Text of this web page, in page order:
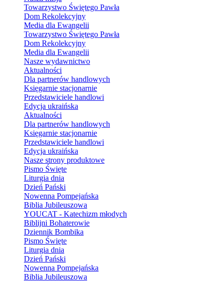
Towarzystwo Świętego Pawła
Dom Rekolekcyjny
Media dla Ewangelii
Towarzystwo Świętego Pawła
Dom Rekolekcyjny
Media dla Ewangelii
Nasze wydawnictwo
Aktualności
Dla partnerów handlowych
Księgarnie stacjonarnie
Przedstawiciele handlowi
Edycja ukraińska
Aktualności
Dla partnerów handlowych
Księgarnie stacjonarnie
Przedstawiciele handlowi
Edycja ukraińska
Nasze strony produktowe
Pismo Święte
Liturgia dnia
Dzień Pański
Nowenna Pompejańska
Biblia Jubileuszowa
YOUCAT - Katechizm młodych
Biblijni Bohaterowie
Dziennik Bombika
Pismo Święte
Liturgia dnia
Dzień Pański
Nowenna Pompejańska
Biblia Jubileuszowa